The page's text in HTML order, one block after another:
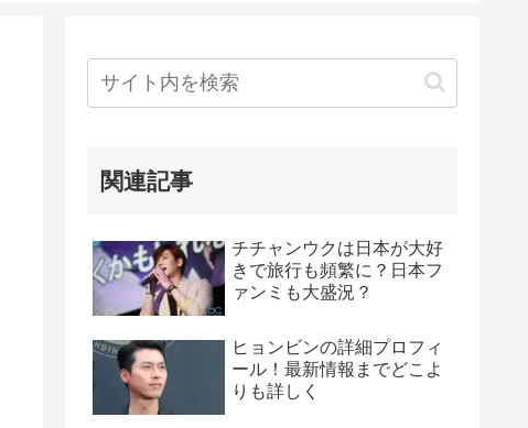
関連記事
チチャンウクは日本が大好
きで旅行も頻繁に？日本フ
ァンミも大盛況？
ヒョンビンの詳細プロフィ
ール！最新情報までどこよ
りも詳しく